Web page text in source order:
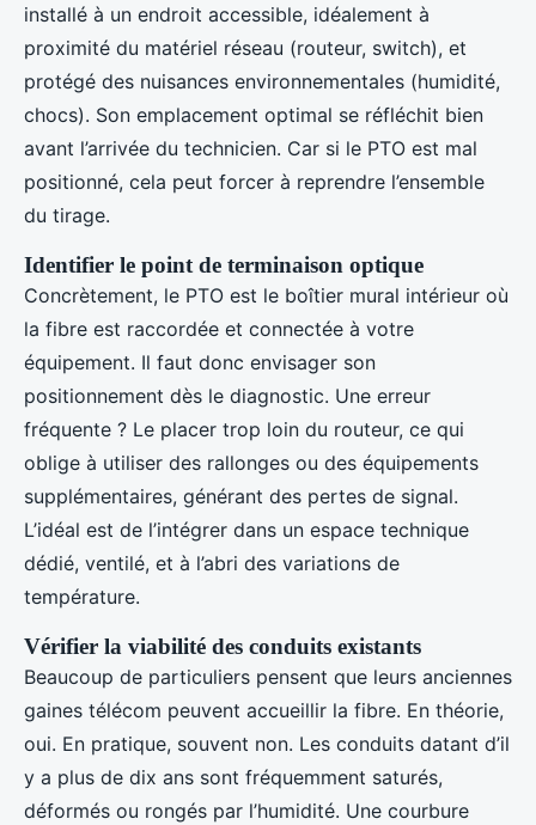
installé à un endroit accessible, idéalement à
proximité du matériel réseau (routeur, switch), et
protégé des nuisances environnementales (humidité,
chocs). Son emplacement optimal se réfléchit bien
avant l’arrivée du technicien. Car si le PTO est mal
positionné, cela peut forcer à reprendre l’ensemble
du tirage.
Identifier le point de terminaison optique
Concrètement, le PTO est le boîtier mural intérieur où
la fibre est raccordée et connectée à votre
équipement. Il faut donc envisager son
positionnement dès le diagnostic. Une erreur
fréquente ? Le placer trop loin du routeur, ce qui
oblige à utiliser des rallonges ou des équipements
supplémentaires, générant des pertes de signal.
L’idéal est de l’intégrer dans un espace technique
dédié, ventilé, et à l’abri des variations de
température.
Vérifier la viabilité des conduits existants
Beaucoup de particuliers pensent que leurs anciennes
gaines télécom peuvent accueillir la fibre. En théorie,
oui. En pratique, souvent non. Les conduits datant d’il
y a plus de dix ans sont fréquemment saturés,
déformés ou rongés par l’humidité. Une courbure